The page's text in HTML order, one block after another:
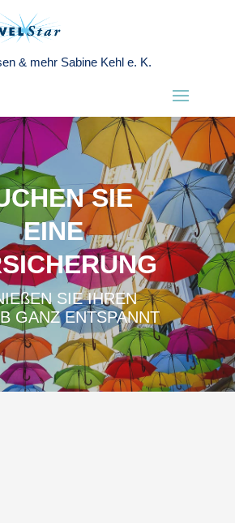
& mehr Sabine Kehl e. K.
SIE
EINE
SIE IHREN
GANZ ENTSPANNT